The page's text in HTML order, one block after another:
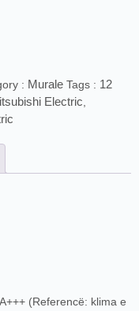
: Murale Tags : 12
Electric
(Referencë: klima e